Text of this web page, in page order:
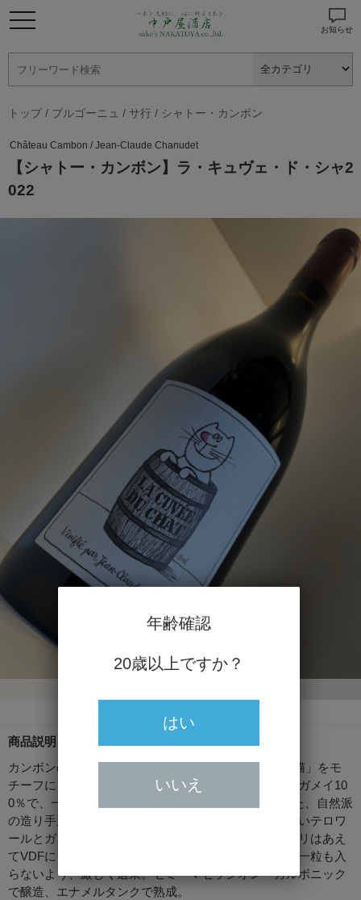
お知らせ
トップ/ ブルゴーニュ / サ行 / シャトー・カンボン
Château Cambon / Jean-Claude Chanudet
【シャトー・カンボン】ラ・キュヴェ・ド・シャ2
022
商品説明
カンボンの共同経営者であるシャヌデの愛称「シャ=猫」をモ
チーフにしたキュヴェ。ボジョレー・ヴィラージュのガメイ10
0％で、一時期はジュール・シュヴェ氏が所有していた、自然派
の造り手達にとって歴史的な畑の葡萄。この素晴らしいテロワ
ールとガメイ本来の個性に焦点を当てるため、カテゴリはあえ
てVDFにしている。一部は買い葡萄を使用。腐敗果が一粒も入
らないよう、厳しく選果。セミ・マセラシオン・カルボニック
で醸造、エナメルタンクで熟成。
年齢確認
20歳以上ですか？
はい
いいえ